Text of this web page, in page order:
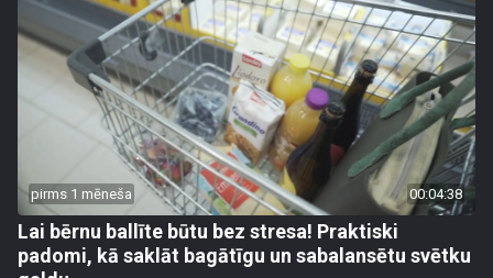
pirms 1 mēneša 00:04:38
Lai bērnu ballīte būtu bez stresa! Praktiski
padomi, kā saklāt bagātīgu un sabalansētu svētku